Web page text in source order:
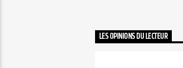
LES OPINIONS DU LECTEUR